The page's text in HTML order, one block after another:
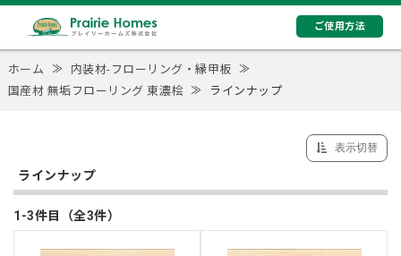
ご使用方法
ホーム ≫ 内装材-フローリング・縁甲板 ≫
国産材 無垢フローリング 東濃桧 ≫ ラインナップ
表示切替
ラインナップ
1-3件目（全3件）